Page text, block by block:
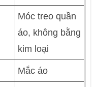
Móc treo quần
áo, không bằng
kim loại
Mắc áo